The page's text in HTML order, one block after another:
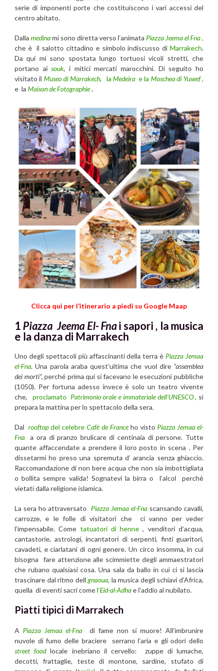
serie di imponenti porte che costituiscono i vari accessi del
centro abitato.
Dalla medinami sono diretta verso l’animata Piazza Jeema el Fna,
che è il salotto cittadino e simbolo indiscusso di Marrakech.
Da qui mi sono spostata lungo tortuosi vicoli stretti, che
portano aisouk, i mitici mercati marocchini. Di seguito ho
visitato il Museo di Marrakech, laMedeirae la Moschea di Yuseef,
e la Maison de Fotographie.
Clicca qui per l’itinerario a piedi su Google Maap
1 Piazza Jeema El- Fnai sapori , la musica
e la danza di Marrakech
Uno degli spettacoli più affascinanti della terra è Piazza Jemaa
el-Fna.Una parola araba quest’ultima che vuol dire “assemblea
dei morti”,perché prima qui si facevano le esecuzioni pubbliche
(1050). Per fortuna adesso invece è solo un teatro vivente
che,
proclamato Patrimonio orale e immateriale dell’UNESCO, si
prepara la mattina per lo spettacolo della sera.
Dal rooftop del celebreCafè de Franceho visto Piazza Jemaa el-
Fna
a ora di pranzo brulicare di centinaia di persone. Tutte
quante affaccendate a prendere il loro posto in scena . Per
dissetarmi ho preso una spremuta d’ arancia senza ghiaccio.
Raccomandazione di non bere acqua che non sia imbottigliata
o bollita sempre valida! Sognatevi la birra o l’alcol perchè
vietati dalla religione islamica.
La sera ho attraversato Piazza Jemaa el-Fnascansando cavalli,
carrozze, e le folle di visitatori che ci vanno per veder
l’impensabile. Come tatuatori di henne , venditori d’acqua,
cantastorie, astrologi, incantatori di serpenti, finti guaritori,
cavadeti, e ciarlatani di ogni genere. Un circo insomma, in cui
bisogna fare attenzione alle scimmiette degli ammaestratori
che rubano qualsiasi cosa. Una sala da ballo in cui ci si lascia
trascinare dal ritmo dellgnaoua, la musica degli schiavi d’Africa,
quella di eventi sacri comel’Eid-al-Adhae l’addio al nubilato.
Piatti tipici di Marrakech
A Piazza Jemaa el-Fna
di fame non si muore! All’imbrunire
nuvole di fumo delle braciere serrano l’aria e gli odori dello
street food locale inebriano il cervello: zuppe di lumache,
decotti, frattaglie, teste di montone, sardine, stufato di